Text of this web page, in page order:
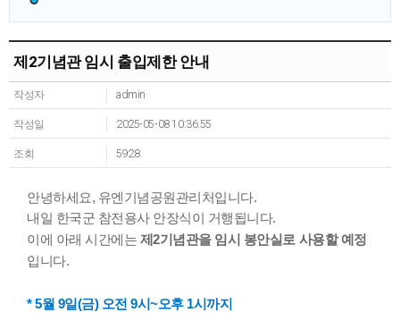
제2기념관 임시 출입제한 안내
작성자 admin
작성일 2025-05-08 10:36:55
조회 5928
안녕하세요, 유엔기념공원관리처입니다.
내일 한국군 참전용사 안장식이 거행됩니다.
이에 아래 시간에는 제2기념관을 임시 봉안실로 사용할 예정
입니다.
* 5월 9일(금) 오전 9시~오후 1시까지